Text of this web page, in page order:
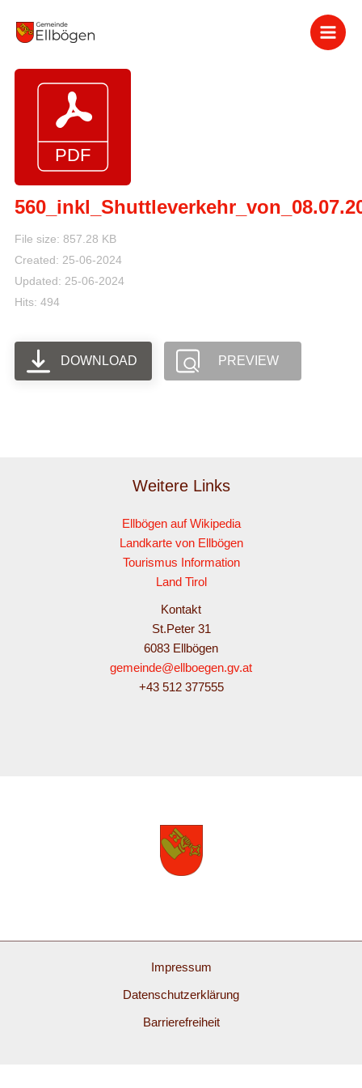
Inhalt
File size: 857.28 KB
Created: 25-06-2024
Updated: 25-06-2024
Hits: 494
DOWNLOAD PREVIEW
Weitere Links
Ellbögen auf Wikipedia
Landkarte von Ellbögen
Tourismus Information
Land Tirol
Kontakt
St.Peter 31
6083 Ellbögen
gemeinde@ellboegen.gv.at
+43 512 377555
Impressum
Datenschutzerklärung
Barrierefreiheit